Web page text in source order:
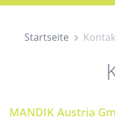
Startseite
MANDIK Austria